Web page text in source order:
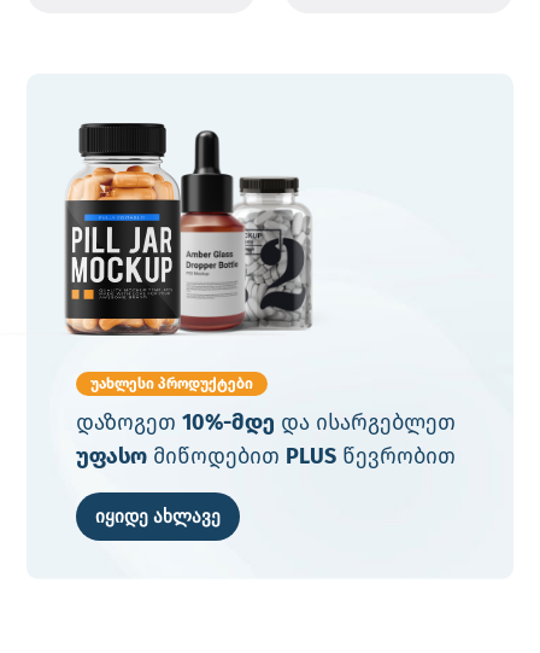
უახლესი პროდუქტები
დაზოგეთ 10%-მდე და ისარგებლეთ
უფასომიწოდებით PLUSწევრობით
იყიდე ახლავე